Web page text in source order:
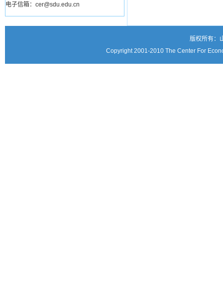
电子信箱：cer@sdu.edu.cn
版权所有：
Copyright 2001-2010 The Center For